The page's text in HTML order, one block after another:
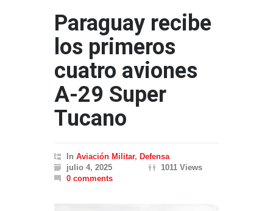
Paraguay recibe
los primeros
cuatro aviones
A-29 Super
Tucano
In Aviación Militar, Defensa
julio 4, 2025
1011 Views
0 comments